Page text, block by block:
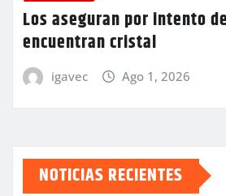
Los aseguran por intento
encuentran cristal
igavec Ago 1, 2026
NOTICIAS RECIENTES